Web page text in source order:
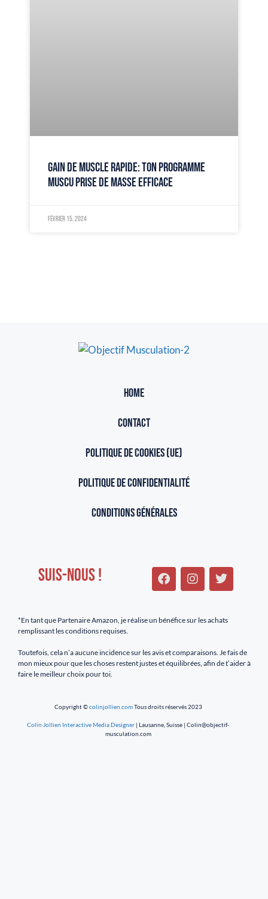
GAIN DE MUSCLE RAPIDE: TON PROGRAMME
MUSCU PRISE DE MASSE EFFICACE
février 15, 2024
HOME
CONTACT
POLITIQUE DE COOKIES (UE)
POLITIQUE DE CONFIDENTIALITÉ
CONDITIONS GÉNÉRALES
SUIS-NOUS !
*En tant que Partenaire Amazon, je réalise un bénéfice sur les achats
remplissant les conditions requises.
Toutefois, cela n’a aucune incidence sur les avis et comparaisons. Je fais de
mon mieux pour que les choses restent justes et équilibrées, afin de t’aider à
faire le meilleur choix pour toi.
Copyright ©colinjollien.comTous droits réservés 2023
Colin Jollien Interactive Media Designer | Lausanne, Suisse | Colin@objectif-
musculation.com